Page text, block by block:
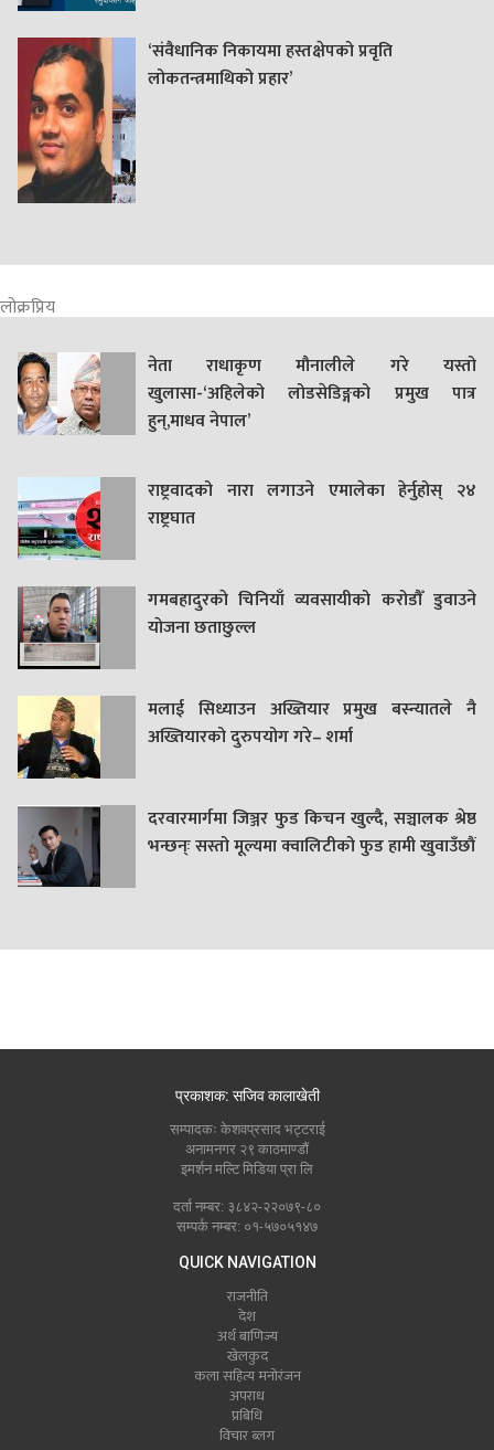
‘संवैधानिक निकायमा हस्तक्षेपको प्रवृति
लोकतन्त्रमाथिको प्रहार’
लोक्रप्रिय
नेता राधाकृण मौनालीले गरे यस्तो
खुलासा-‘अहिलेको लोडसेडिङ्गको प्रमुख पात्र
हुन्,माधव नेपाल’
राष्ट्रवादको नारा लगाउने एमालेका हेर्नुहोस् २४
राष्ट्रघात
गमबहादुरकाे चिनियाँ व्यवसायीको करोडौँ डुवाउने
याेजना छताछुल्ल
मलाई सिध्याउन अख्तियार प्रमुख बस्न्यातले नै
अख्तियारको दुरुपयोग गरे– शर्मा
दरवारमार्गमा जिञ्जर फुड किचन खुल्दै, सञ्चालक श्रेष्ठ
भन्छन्ः सस्तो मूल्यमा क्वालिटीको फुड हामी खुवाउँछौं
प्रकाशक: सजिव कालाखेती
सम्पादकः केशवप्रसाद भट्टराई
अनामनगर २९ काठमाण्डौं
इमर्शन मल्टि मिडिया प्रा लि
दर्ता नम्बर: ३८४२-२२०७९-८०
सम्पर्क नम्बर: ०१-५७०५१४७
QUICK NAVIGATION
राजनीति
देश
अर्थ बाणिज्य
खेलकुद
कला सहित्य मनोरंजन
अपराध
प्रबिधि
विचार ब्लग